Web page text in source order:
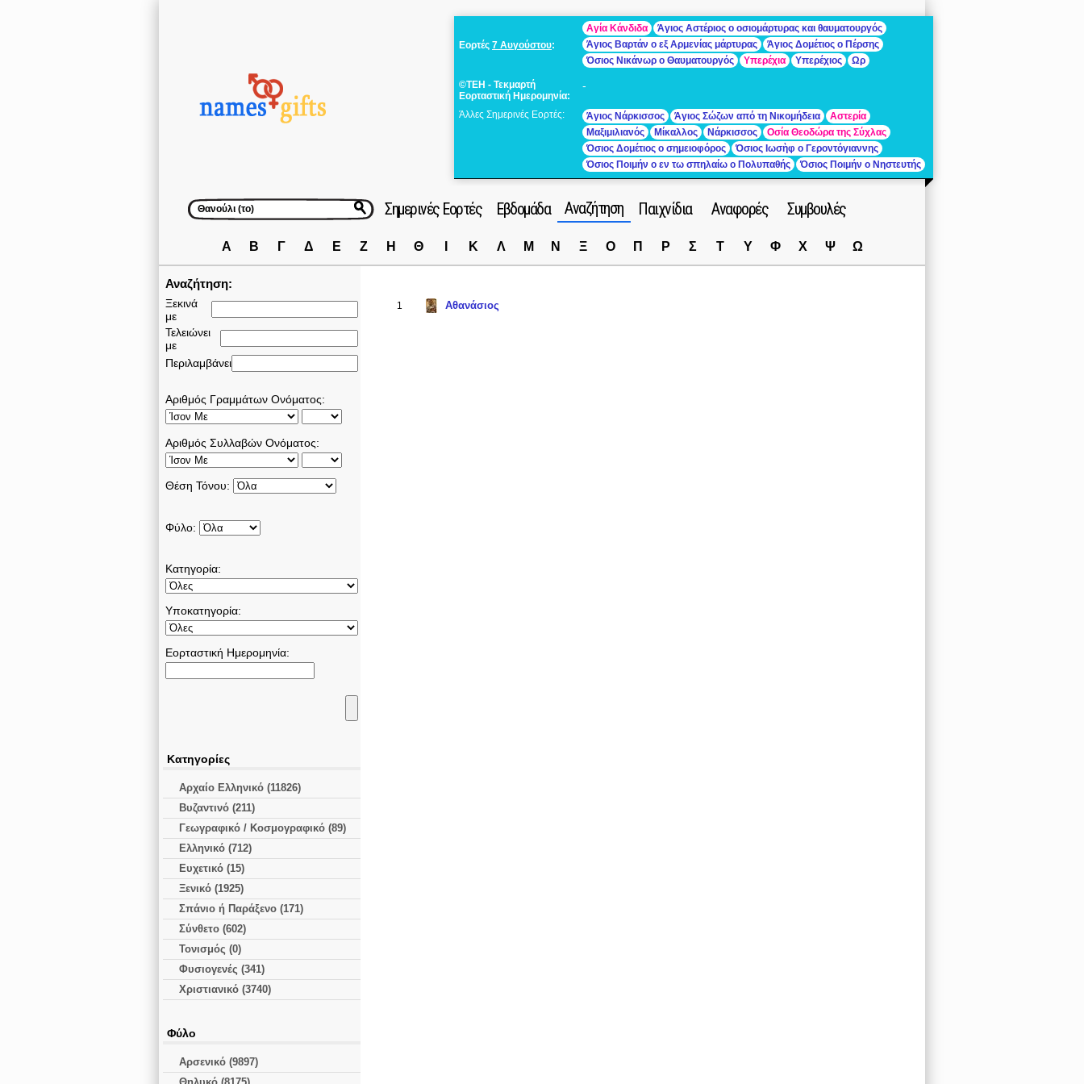
Εορτές 7 Αυγούστου:
Αγία Κάνδιδα
Άγιος Αστέριος ο οσιομάρτυρας και θαυματουργός
Άγιος Βαρτάν ο εξ Αρμενίας μάρτυρας
Άγιος Δομέτιος ο Πέρσης
Όσιος Νικάνωρ ο Θαυματουργός
Υπερέχια Υπερέχιος Ωρ
©ΤΕΗ - Τεκμαρτή
Εορταστική Ημερομηνία:
-
Άλλες Σημερινές Εορτές: Άγιος Νάρκισσος Άγιος Σώζων από τη Νικομήδεια
Αστερία
Μαξιμιλιανός
Μίκαλλος Νάρκισσος
Οσία Θεοδώρα της Σύχλας
Όσιος Δομέτιος ο σημειοφόρος
Όσιος Ιωσὴφ ο Γεροντόγιαννης
Όσιος Ποιμήν ο εν τω σπηλαίω ο Πολυπαθής
Όσιος Ποιμήν ο Νηστευτής
Σημερινές Εορτές Εβδομάδα Αναζήτηση Παιχνίδια Αναφορές Συμβουλές
Α Β Γ Δ Ε Ζ Η Θ Κ Λ Μ Ν Ξ Ο Π Ρ Σ Τ Υ Φ Χ Ψ Ω
Αναζήτηση:
Ξεκινά
με
Τελειώνει
με
Περιλαμβάνει
Αριθμός Γραμμάτων Ονόματος:
Αριθμός Συλλαβών Ονόματος:
Θέση Τόνου:
Φύλο:
Κατηγορία:
Υποκατηγορία:
Εορταστική Ημερομηνία:
Κατηγορίες
Αρχαίο Ελληνικό (11826)
Βυζαντινό (211)
Γεωγραφικό / Κοσμογραφικό (89)
Ελληνικό (712)
Ευχετικό (15)
Ξενικό (1925)
Σπάνιο ή Παράξενο (171)
Σύνθετο (602)
Τονισμός (0)
Φυσιογενές (341)
Χριστιανικό (3740)
Φύλο
Αρσενικό (9897)
1 Αθανάσιος